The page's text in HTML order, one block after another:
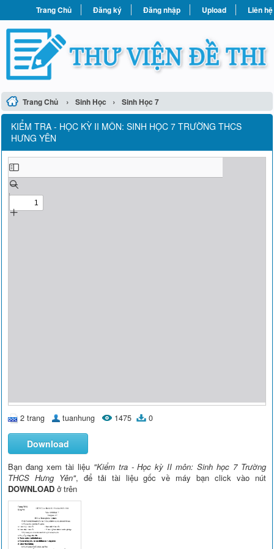
Trang Chủ Đăng ký Đăng nhập Upload Liên hệ
Trang Chủ › Sinh Học › Sinh Học 7
KIỂM TRA - HỌC KỲ II MÔN: SINH HỌC 7 TRƯỜNG THCS
HƯNG YÊN
2 trang tuanhung 1475 0
Download
Bạn đang xem tài liệu "Kiểm tra - Học kỳ II môn: Sinh học 7 Trường
THCS Hưng Yên", để tải tài liệu gốc về máy bạn click vào nút
DOWNLOAD ở trên